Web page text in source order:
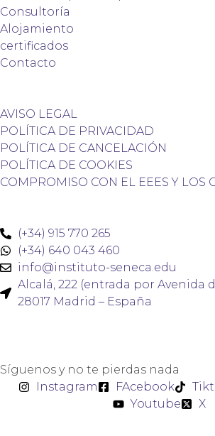
Consultoría
Alojamiento
certificados
Contacto
AVISO LEGAL
POLÍTICA DE PRIVACIDAD
POLÍTICA DE CANCELACIÓN
POLÍTICA DE COOKIES
COMPROMISO CON EL EEES Y LOS
(+34) 915 770 265
(+34) 640 043 460
info@instituto-seneca.edu
Alcalá, 222 (entrada por Avenida
28017 Madrid – España
Síguenos y no te pierdas nada
Instagram
FAcebook
Youtube
X